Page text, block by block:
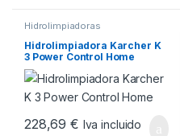
Hidrolimpiadoras
Hidrolimpiadora Karcher K
3 Power Control Home
228,69€ Iva incluido